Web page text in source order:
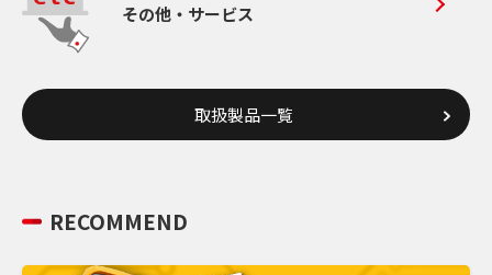
その他・サービス
取扱製品一覧
RECOMMEND